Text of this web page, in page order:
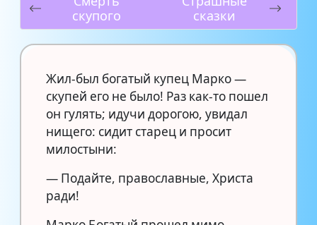
скупого
сказки
Жил-был богатый купец Марко —
скупей его не было! Раз как-то пошел
он гулять; идучи дорогою, увидал
нищего: сидит старец и просит
милостыни:
— Подайте, православные, Христа
ради!